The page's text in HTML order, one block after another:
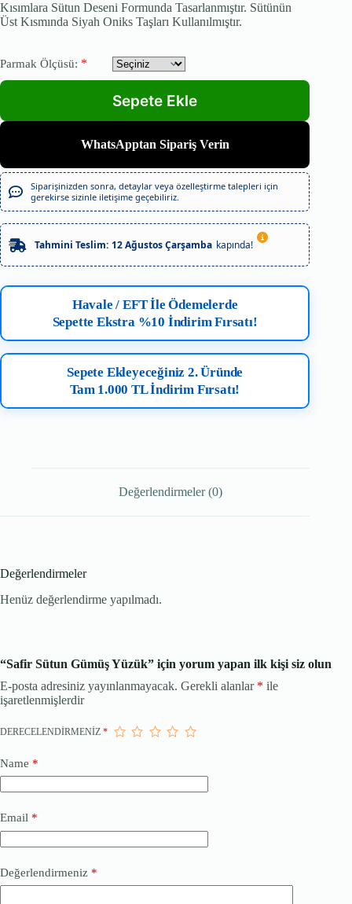
Kısımlara Sütun Deseni Formunda Tasarlanmıştır. Sütünün
Üst Kısmında Siyah Oniks Taşları Kullanılmıştır.
Parmak Ölçüsü: *
WhatsApptan Sipariş Verin
Siparişinizden sonra, detaylar veya özelleştirme talepleri için
gerekirse sizinle iletişime geçebiliriz.
Tahmini Teslim: 12 Ağustos Çarşamba kapında!
Havale / EFT İle Ödemelerde
Sepette Ekstra %10 İndirim Fırsatı!
Sepete Ekleyeceğiniz 2. Üründe
Tam 1.000 TL İndirim Fırsatı!
Değerlendirmeler (0)
Değerlendirmeler
Henüz değerlendirme yapılmadı.
“Safir Sütun Gümüş Yüzük” için yorum yapan ilk kişi siz olun
E-posta adresiniz yayınlanmayacak. Gerekli alanlar * ile
işaretlenmişlerdir
DERECELENDIRMENIZ *
Name *
Email *
Değerlendirmeniz *